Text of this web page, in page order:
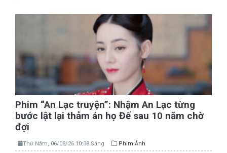
Phim “An Lạc truyện”: Nhậm An Lạc từng
bước lật lại thảm án họ Đế sau 10 năm chờ
đợi
Thứ Năm, 06/08/26 10:38 Sáng Phim Ảnh